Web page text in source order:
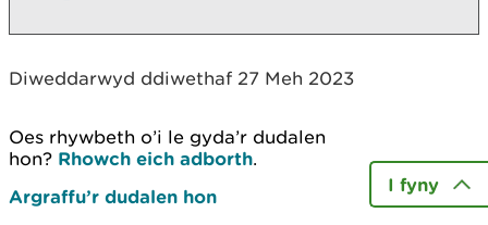
Diweddarwyd ddiwethaf 27 Meh 2023
Oes rhywbeth o’i le gyda’r dudalen
hon? Rhowch eich adborth.
Argraffu’r dudalen hon
I fyny